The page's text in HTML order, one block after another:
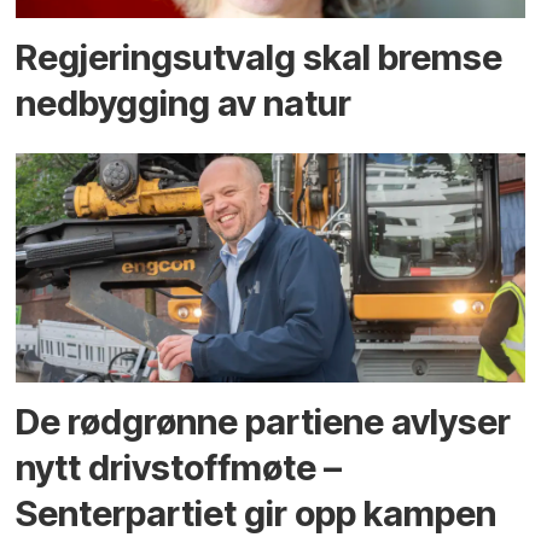
Regjerings­utvalg skal bremse
ned­bygging av natur
De rødgrønne partiene avlyser
nytt drivstoffmøte –
Senterpartiet gir opp kampen